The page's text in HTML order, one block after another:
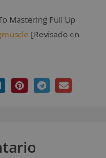
Mastering Pull Up
[Revisado en